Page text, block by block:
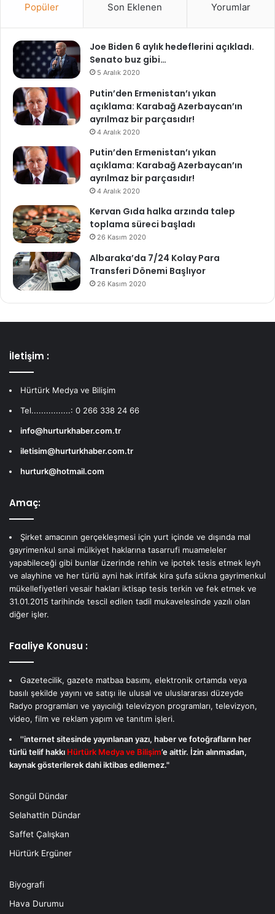
Popüler Son Eklenen Yorumlar
Joe Biden 6 aylık hedeflerini açıkladı.
Senato buz gibi…
5 Aralık 2020
Putin’den Ermenistan’ı yıkan
açıklama: Karabağ Azerbaycan’ın
ayrılmaz bir parçasıdır!
4 Aralık 2020
Putin’den Ermenistan’ı yıkan
açıklama: Karabağ Azerbaycan’ın
ayrılmaz bir parçasıdır!
4 Aralık 2020
Kervan Gıda halka arzında talep
toplama süreci başladı
26 Kasım 2020
Albaraka’da 7/24 Kolay Para
Transferi Dönemi Başlıyor
26 Kasım 2020
İletişim :
Hürtürk Medya ve Bilişim
Tel................: 0 266 338 24 66
info@hurturkhaber.com.tr
iletisim@hurturkhaber.com.tr
hurturk@hotmail.com
Amaç:
Şirket amacının gerçekleşmesi için yurt içinde ve dışında mal
gayrimenkul sınai mülkiyet haklarına tasarrufi muameleler
yapabileceği gibi bunlar üzerinde rehin ve ipotek tesis etmek leyh
ve alayhine ve her türlü ayni hak irtifak kira şufa sükna gayrimenkul
mükellefiyetleri vesair hakları iktisap tesis terkin ve fek etmek ve
31.01.2015 tarihinde tescil edilen tadil mukavelesinde yazılı olan
diğer işler.
Faaliye Konusu :
Gazetecilik, gazete matbaa basımı, elektronik ortamda veya
basılı şekilde yayını ve satışı ile ulusal ve uluslararası düzeyde
Radyo programları ve yayıcılığı televizyon programları, televizyon,
video, film ve reklam yapım ve tanıtım işleri.
''internet sitesinde yayınlanan yazı, haber ve fotoğrafların her
türlü telif hakkı Hürtürk Medya ve Bilişim’e aittir. İzin alınmadan,
kaynak gösterilerek dahi iktibas edilemez."
Songül Dündar
Selahattin Dündar
Saffet Çalışkan
Hürtürk Ergüner
Biyografi
Hava Durumu